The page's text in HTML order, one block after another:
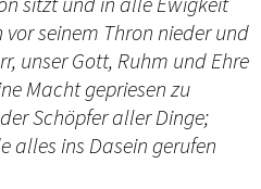
vor seinem Thron nieder und
unser Gott, Ruhm und Ehre
Macht gepriesen zu
Schöpfer aller Dinge;
alles ins Dasein gerufen